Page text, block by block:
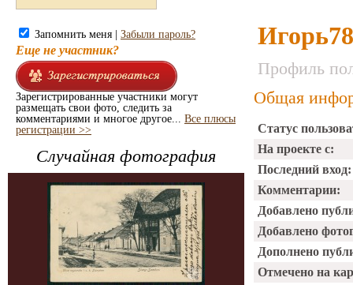
Запомнить меня | Забыли пароль?
Еще не участник?
Зарегистрированные участники могут
размещать свои фото, следить за
комментариями и многое другое... Все плюсы
регистрации >>
Случайная фотография
Игорь78
Профиль
Общая
Статус
На проекте с:
Последний вход:
Комментарии:
Добавлено
Добавлено
Дополнено
Отмечено на